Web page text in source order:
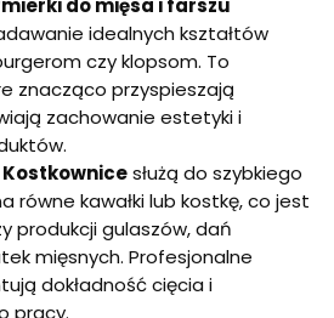
do mięsa i farszu
idealnych kształtów
czy klopsom. To
znacząco przyspieszają
zachowanie estetyki i
Kostkownicesłużą do szybkiego
równe kawałki lub kostkę, co jest
produkcji gulaszów, dań
mięsnych. Profesjonalne
dokładność cięcia i
pracy.